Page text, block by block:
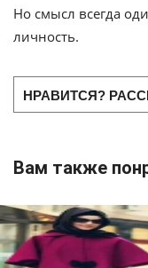
Но смысл всегда
личность.
НРАВИТСЯ?
Вам также